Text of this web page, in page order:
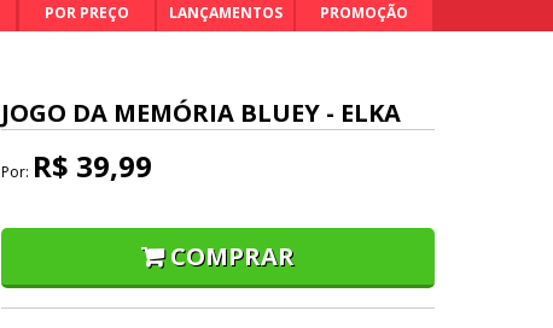
POR PREÇO LANÇAMENTOS PROMOÇÃO
JOGO DA MEMÓRIA BLUEY - ELKA
Por: R$ 39,99
COMPRAR